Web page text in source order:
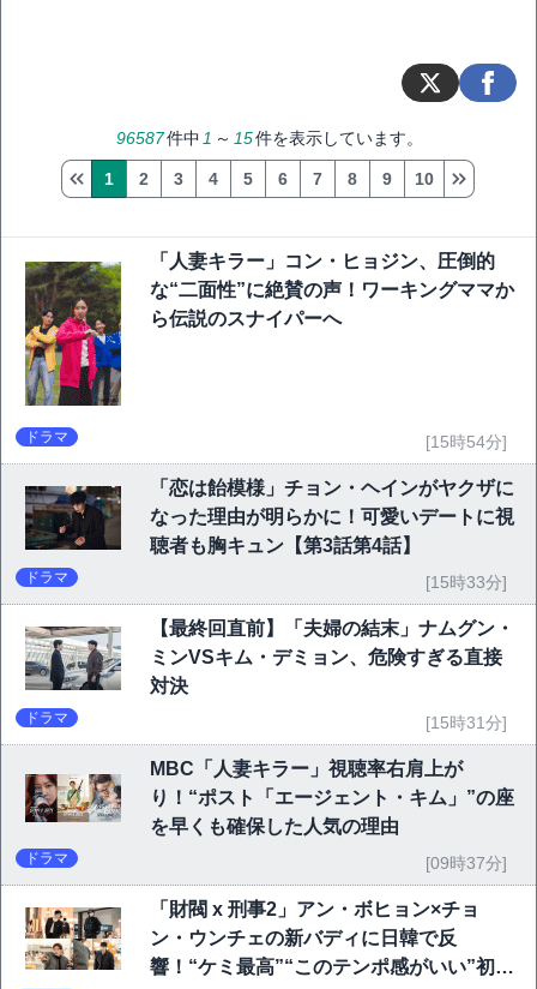
96587件中 1 ～ 15件を表示しています。
1 2 3 4 5 6 7 8 9 10
「人妻キラー」コン・ヒョジン、圧倒的
な“二面性”に絶賛の声！ワーキングママか
ら伝説のスナイパーへ
ドラマ [15時54分]
「恋は飴模様」チョン・ヘインがヤクザに
なった理由が明らかに！可愛いデートに視
聴者も胸キュン【第3話第4話】
ドラマ [15時33分]
【最終回直前】「夫婦の結末」ナムグン・
ミンVSキム・デミョン、危険すぎる直接
対決
ドラマ [15時31分]
MBC「人妻キラー」視聴率右肩上が
り！“ポスト「エージェント・キム」”の座
を早くも確保した人気の理由
ドラマ [09時37分]
「財閥 x 刑事2」アン・ボヒョン×チョ
ン・ウンチェの新バディに日韓で反
響！“ケミ最高”“このテンポ感がいい”初回